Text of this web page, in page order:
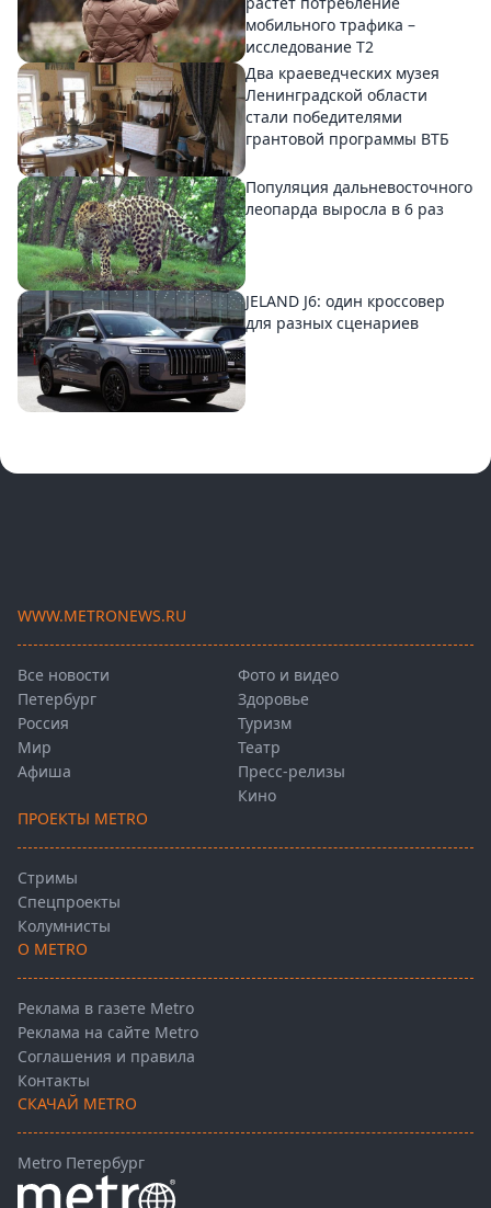
мобильного трафика –
исследование T2
Два краеведческих музея
Ленинградской области
стали победителями
грантовой программы ВТБ
Популяция дальневосточного
леопарда выросла в 6 раз
JELAND J6: один кроссовер
для разных сценариев
WWW.METRONEWS.RU
Все новости
Петербург
Россия
Мир
Афиша
Фото и видео
Здоровье
Туризм
Театр
Пресс-релизы
Кино
ПРОЕКТЫ METRO
Стримы
Спецпроекты
Колумнисты
О METRO
Реклама в газете Metro
Реклама на сайте Metro
Соглашения и правила
Контакты
СКАЧАЙ METRO
Metro Петербург